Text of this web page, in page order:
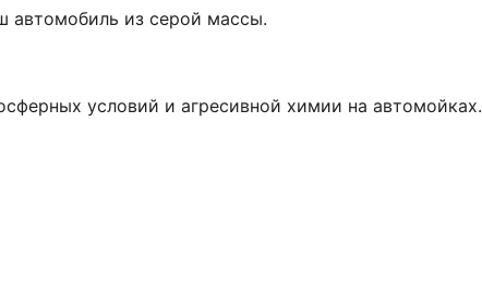
автомобиль из серой массы.
условий и агресивной химии на автомойках.